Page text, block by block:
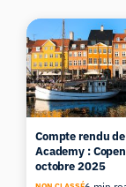
Compte rendu
Academy :
octobre 2025